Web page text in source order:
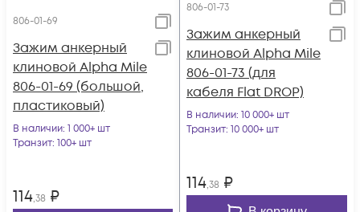
806-01-69
Зажим анкерный
клиновой Alpha Mile
806-01-69 (большой,
пластиковый)
В наличии: 1 000+ шт
Транзит: 100+ шт
114,38 ₽
806-01-73
Зажим анкерный
клиновой Alpha Mile
806-01-73 (для
кабеля Flat DROP)
В наличии: 10 000+ шт
Транзит: 10 000+ шт
114,38 ₽